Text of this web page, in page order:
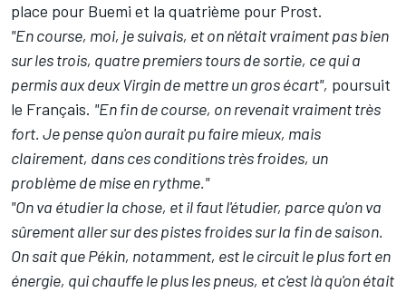
place pour Buemi et la quatrième pour Prost.
"En course, moi, je suivais, et on n'était vraiment pas bien
sur les trois, quatre premiers tours de sortie, ce qui a
permis aux deux Virgin de mettre un gros écart", poursuit
le Français. "En fin de course, on revenait vraiment très
fort. Je pense qu'on aurait pu faire mieux, mais
clairement, dans ces conditions très froides, un
problème de mise en rythme."
"On va étudier la chose, et il faut l'étudier, parce qu'on va
sûrement aller sur des pistes froides sur la fin de saison.
On sait que Pékin, notamment, est le circuit le plus fort en
énergie, qui chauffe le plus les pneus, et c'est là qu'on était